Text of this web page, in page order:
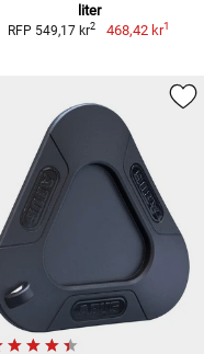
liter
RFP 549,17 kr2 468,42 kr1